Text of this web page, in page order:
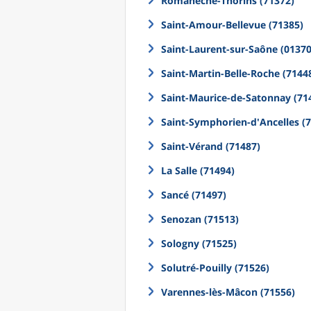
Saint-Amour-Bellevue (71385)
Saint-Laurent-sur-Saône
Saint-Martin-Belle-Roche
Saint-Maurice-de-Satonnay
Saint-Symphorien-d'Ancelles
Saint-Vérand (71487)
La Salle (71494)
Sancé (71497)
Senozan (71513)
Sologny (71525)
Solutré-Pouilly (71526)
Varennes-lès-Mâcon (71556)